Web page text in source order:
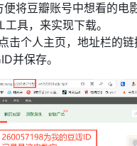
便将豆瓣账号中想看的电
具，来实现下载。
击个人主页，地址栏的
并保存。